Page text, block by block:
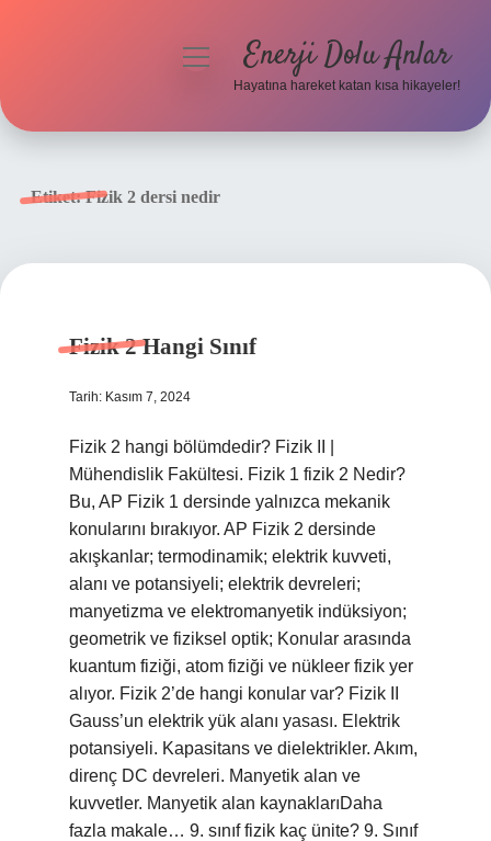
menüyüEnerji Dolu Anlar
Hayatına hareket katan kısa hikayeler!
Etiket:Fizik 2 dersi nedir
Fizik 2 Hangi Sınıf
Tarih: Kasım 7, 2024
Fizik 2 hangi bölümdedir? Fizik II |
Mühendislik Fakültesi. Fizik 1 fizik 2 Nedir?
Bu, AP Fizik 1 dersinde yalnızca mekanik
konularını bırakıyor. AP Fizik 2 dersinde
akışkanlar; termodinamik; elektrik kuvveti,
alanı ve potansiyeli; elektrik devreleri;
manyetizma ve elektromanyetik indüksiyon;
geometrik ve fiziksel optik; Konular arasında
kuantum fiziği, atom fiziği ve nükleer fizik yer
alıyor. Fizik 2’de hangi konular var? Fizik II
Gauss’un elektrik yük alanı yasası. Elektrik
potansiyeli. Kapasitans ve dielektrikler. Akım,
direnç DC devreleri. Manyetik alan ve
kuvvetler. Manyetik alan kaynaklarıDaha
fazla makale… 9. sınıf fizik kaç ünite? 9. Sınıf